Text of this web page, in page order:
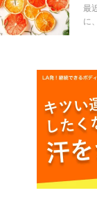
ー
少
和
最
に
か